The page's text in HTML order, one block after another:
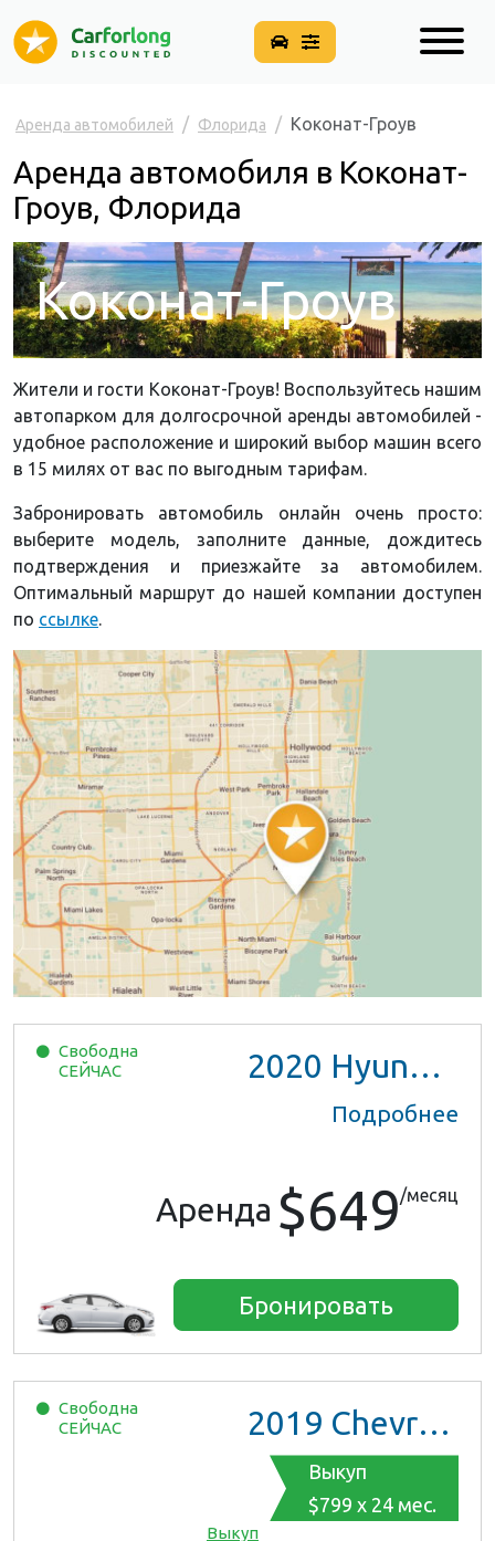
Аренда автомобилей Флорида Коконат-Гроув
Аренда автомобиля в Коконат-
Гроув, Флорида
Коконат-Гроув
Жители и гости Коконат-Гроув! Воспользуйтесь нашим
автопарком для долгосрочной аренды автомобилей -
удобное расположение и широкий выбор машин всего
в 15 милях от вас по выгодным тарифам.
Забронировать автомобиль онлайн очень просто:
выберите модель, заполните данные, дождитесь
подтверждения и приезжайте за автомобилем.
Оптимальный маршрут до нашей компании доступен
по ссылке.
Свободна
СЕЙЧАС
2020 Hyundai Accent
Подробнее
Аренда $649/месяц
Бронировать
Свободна
СЕЙЧАС
2019 Chevrolet Malibu
Выкуп
$799 x 24 мес.
Выкуп